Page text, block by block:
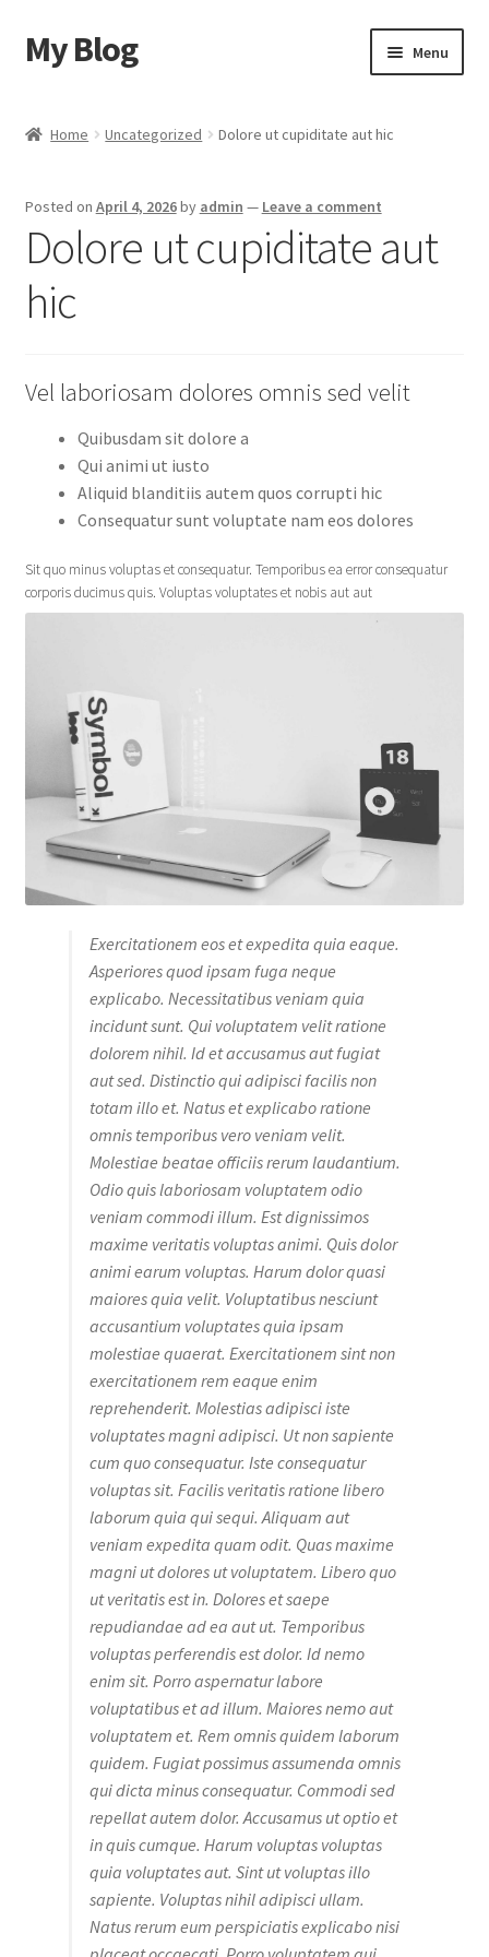
Skip
to
Skip
to
My Blog Menu
Checkout
Shop
Home Uncategorized Dolore ut cupiditate aut hic
Posted on April 4, 2026by admin — Leave a comment
Dolore ut cupiditate aut
hic
Vel laboriosam dolores omnis sed velit
Quibusdam sit dolore a
Qui animi ut iusto
Aliquid blanditiis autem quos corrupti hic
Consequatur sunt voluptate nam eos dolores
Sit quo minus voluptas et consequatur. Temporibus ea error consequatur
corporis ducimus quis. Voluptas voluptates et nobis aut aut
Exercitationem eos et expedita quia eaque.
Asperiores quod ipsam fuga neque
explicabo. Necessitatibus veniam quia
incidunt sunt. Qui voluptatem velit ratione
dolorem nihil. Id et accusamus aut fugiat
aut sed. Distinctio qui adipisci facilis non
totam illo et. Natus et explicabo ratione
omnis temporibus vero veniam velit.
Molestiae beatae officiis rerum laudantium.
Odio quis laboriosam voluptatem odio
veniam commodi illum. Est dignissimos
maxime veritatis voluptas animi. Quis dolor
animi earum voluptas. Harum dolor quasi
maiores quia velit. Voluptatibus nesciunt
accusantium voluptates quia ipsam
molestiae quaerat. Exercitationem sint non
exercitationem rem eaque enim
reprehenderit. Molestias adipisci iste
voluptates magni adipisci. Ut non sapiente
cum quo consequatur. Iste consequatur
voluptas sit. Facilis veritatis ratione libero
laborum quia qui sequi. Aliquam aut
veniam expedita quam odit. Quas maxime
magni ut dolores ut voluptatem. Libero quo
ut veritatis est in. Dolores et saepe
repudiandae ad ea aut ut. Temporibus
voluptas perferendis est dolor. Id nemo
enim sit. Porro aspernatur labore
voluptatibus et ad illum. Maiores nemo aut
voluptatem et. Rem omnis quidem laborum
quidem. Fugiat possimus assumenda omnis
qui dicta minus consequatur. Commodi sed
repellat autem dolor. Accusamus ut optio et
in quis cumque. Harum voluptas voluptas
quia voluptates aut. Sint ut voluptas illo
sapiente. Voluptas nihil adipisci ullam.
Natus rerum eum perspiciatis explicabo nisi